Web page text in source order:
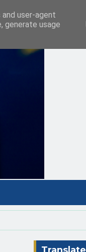
user-agent
generate usage